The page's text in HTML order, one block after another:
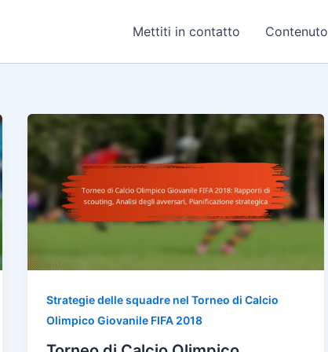
Mettiti in contatto Contenuto
Strategie delle squadre nel Torneo di Calcio
Olimpico Giovanile FIFA 2018